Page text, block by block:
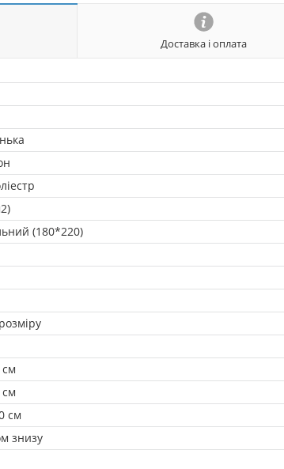
Доставка і оплата
(180*220)
см
см
см
знизу